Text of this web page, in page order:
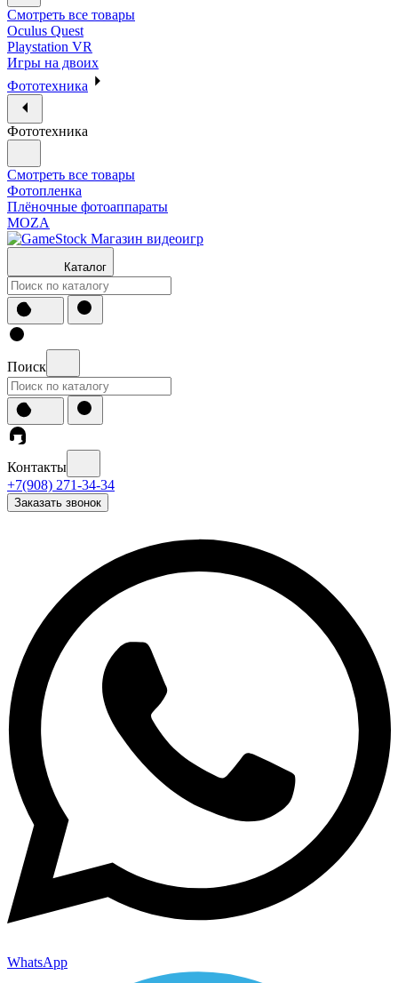
Смотреть все товары
Oculus Quest
Playstation VR
Игры на двоих
Фототехника
Фототехника
Смотреть все товары
Фотопленка
Плёночные фотоаппараты
MOZA
Каталог
Поиск
Контакты
+7(908) 271-34-34
Заказать звонок
WhatsApp